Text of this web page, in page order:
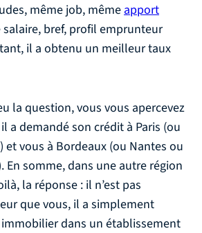
même job, mêmeapport
salaire, bref, profil emprunteur
il a obtenu un meilleur taux
la question, vous vous apercevez
a demandé son crédit à Paris (ou
et vous à Bordeaux (ou Nantes ou
En somme, dans une autre région
la réponse : il n’est pas
que vous, il a simplement
dans un établissement